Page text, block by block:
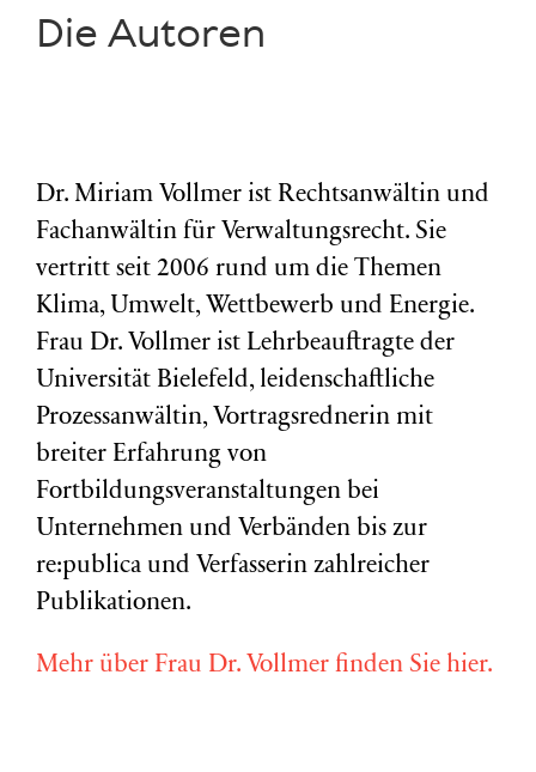
Die Autoren
Dr. Miriam Vollmer ist Rechtsanwältin und
Fachanwältin für Verwaltungsrecht. Sie
vertritt seit 2006 rund um die Themen
Klima, Umwelt, Wettbewerb und Energie.
Frau Dr. Vollmer ist Lehrbeauftragte der
Universität Bielefeld, leidenschaftliche
Prozessanwältin, Vortragsrednerin mit
breiter Erfahrung von
Fortbildungsveranstaltungen bei
Unternehmen und Verbänden bis zur
re:publica und Verfasserin zahlreicher
Publikationen.
Mehr über Frau Dr. Vollmer finden Sie hier.